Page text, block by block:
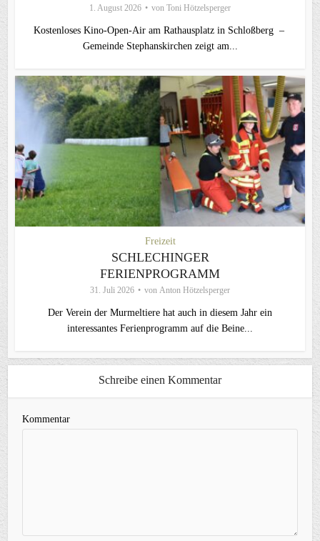
1. August 2026 von Toni Hötzelsperger
Kostenloses Kino-Open-Air am Rathausplatz in Schloßberg –
Gemeinde Stephanskirchen zeigt am...
Freizeit
SCHLECHINGER
FERIENPROGRAMM
31. Juli 2026 von Anton Hötzelsperger
Der Verein der Murmeltiere hat auch in diesem Jahr ein
interessantes Ferienprogramm auf die Beine...
Schreibe einen Kommentar
Kommentar